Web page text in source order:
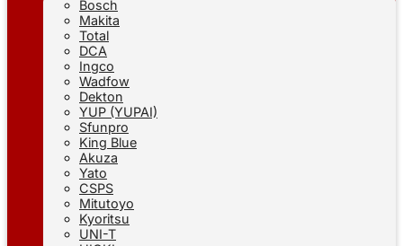
Bosch
Makita
Total
DCA
Ingco
Wadfow
Dekton
YUP (YUPAI)
Sfunpro
King Blue
Akuza
Yato
CSPS
Mitutoyo
Kyoritsu
UNI-T